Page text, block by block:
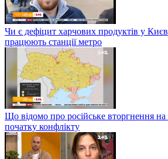
Чи є дефіцит харчових продуктів у
працюють станції метро
Що відомо про російське вторгнення на
початку конфлікту